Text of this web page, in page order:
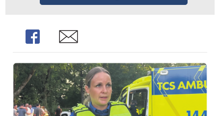
Share Share